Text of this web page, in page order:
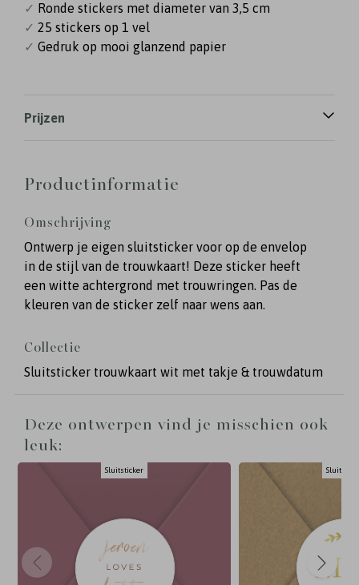
✓ Ronde stickers met diameter van 3,5 cm
✓ 25 stickers op 1 vel
✓ Gedruk op mooi glanzend papier
Prijzen
Productinformatie
Omschrijving
Ontwerp je eigen sluitsticker voor op de envelop
in de stijl van de trouwkaart! Deze sticker heeft
een witte achtergrond met trouwringen. Pas de
kleuren van de sticker zelf naar wens aan.
Collectie
Sluitsticker trouwkaart wit met takje & trouwdatum
Deze ontwerpen vind je misschien ook
leuk:
Sluitsticker